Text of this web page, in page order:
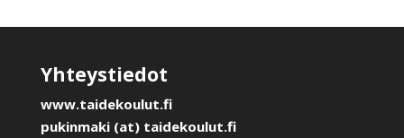
Yhteystiedot
www.taidekoulut.fi
pukinmaki (at) taidekoulut.fi